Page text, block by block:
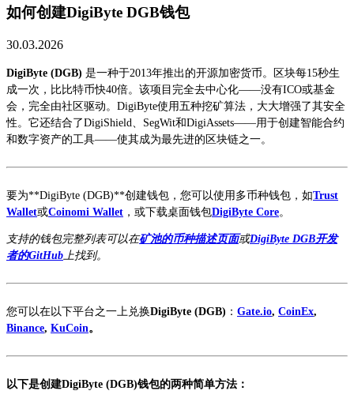
如何创建DigiByte DGB钱包
30.03.2026
DigiByte (DGB) 是一种于2013年推出的开源加密货币。区块每15秒生
成一次，比比特币快40倍。该项目完全去中心化——没有ICO或基金
会，完全由社区驱动。DigiByte使用五种挖矿算法，大大增强了其安全
性。它还结合了DigiShield、SegWit和DigiAssets——用于创建智能合约
和数字资产的工具——使其成为最先进的区块链之一。
要为**DigiByte (DGB)**创建钱包，您可以使用多币种钱包，如Trust
Wallet或Coinomi Wallet ，或下载桌面钱包DigiByte Core。
支持的钱包完整列表可以在矿池的币种描述页面或DigiByte DGB开发
者的GitHub 上找到。
您可以在以下平台之一上兑换DigiByte (DGB) ： Gate.io, CoinEx,
Binance, KuCoin。
以下是创建DigiByte (DGB)钱包的两种简单方法：